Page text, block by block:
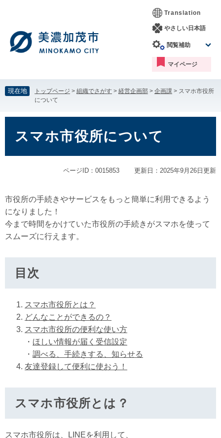
す。
し
て
本
へ
Translation
やさしい日本語
閲覧補助
マイページ
現在地 トップページ > 組織でさがす > 経営企画部 > 企画課 > スマホ市役所
について
スマホ市役所について
ページID：0015853 更新日：2025年9月26日更新
市役所の手続きやサービスをもっと簡単に利用できるよう
になりました！
今まで時間をかけていた市役所の手続きがスマホを使って
スムーズに行えます。​
目次
スマホ市役所とは？
どんなことができるの？
スマホ市役所の便利な使い方
・ ほしい情報が届く受信設定
・ 調べる、手続きする、知らせる
友達登録して便利に使おう！
スマホ市役所とは？
スマホ市役所は、LINEを利用して、